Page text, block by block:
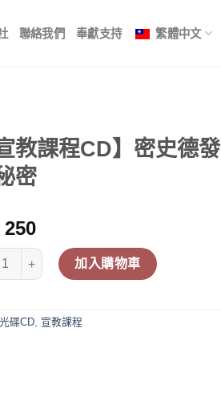
聯絡我們 奉獻支持 繁體中文
宣教課程CD】密史德發
密
250
課程CD】密史德發的秘密 數量
加入購物車
光碟CD 宣教課程